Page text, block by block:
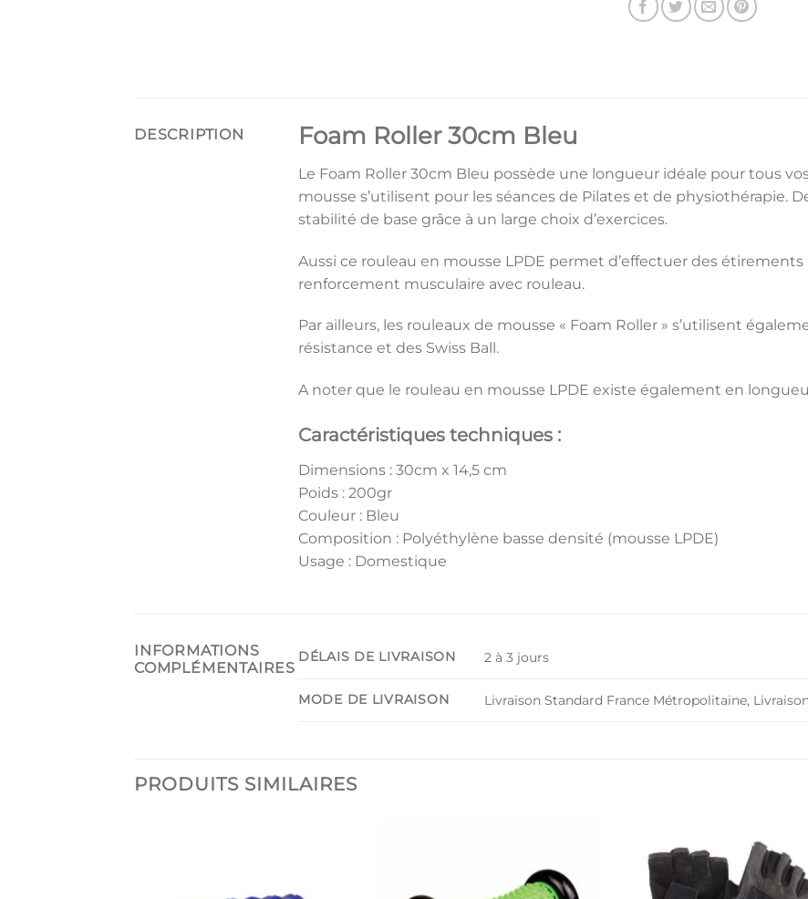
DESCRIPTION Foam Roller 30cm Bleu
Le Foam Roller 30cm Bleu possède une longueur idéale pour tous
mousse s’utilisent pour les séances de Pilates et de physiothérapie.
stabilité de base grâce à un large choix d’exercices.
Aussi ce rouleau en mousse LPDE permet d’effectuer des
renforcement musculaire avec rouleau.
Par ailleurs, les rouleaux de mousse « Foam Roller » s’utilisent
résistance et des Swiss Ball.
A noter que le rouleau en mousse LPDE existe également en
Caractéristiques techniques :
Dimensions : 30cm x 14,5 cm
Poids : 200gr
Couleur : Bleu
Composition : Polyéthylène basse densité (mousse LPDE)
Usage : Domestique
INFORMATIONS
COMPLÉMENTAIRES
DÉLAIS DE LIVRAISON 2 à 3 jours
MODE DE LIVRAISON Livraison Standard France Métropolitaine,
PRODUITS SIMILAIRES